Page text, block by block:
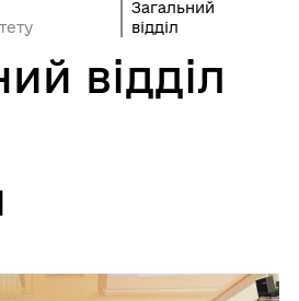
Загальний
відділ
відділ